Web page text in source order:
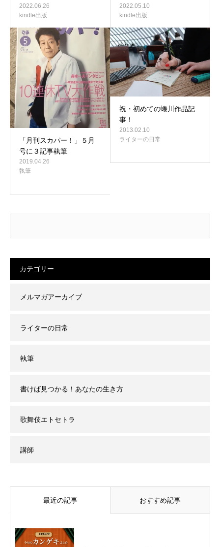
2022.06.26
kindle出版
2022.05.10
kindle出版
「月刊スカパー！」５月
号に３記事執筆
2019.04.26
執筆
祝・初めての蜷川作品記
事！
2013.02.10
ライターの日常
カテゴリー
メルマガアーカイブ
ライターの日常
執筆
書けば見つかる！あなたの生き方
歌舞伎エトセトラ
講師
最近の記事 おすすめ記事